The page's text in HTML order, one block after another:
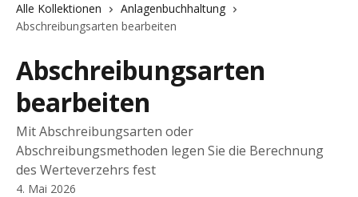
Alle Kollektionen
Anlagenbuchhaltung
Abschreibungsarten bearbeiten
Abschreibungsarten
bearbeiten
Mit Abschreibungsarten oder
Abschreibungsmethoden legen Sie die Berechnung
des Werteverzehrs fest
4. Mai 2026